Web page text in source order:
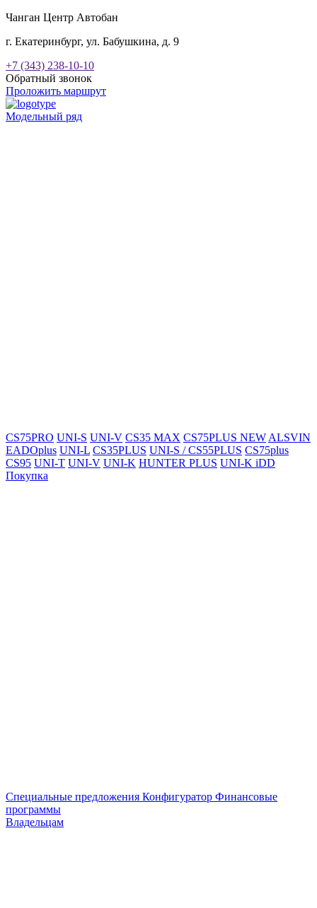
Чанган Центр Автобан
г. Екатеринбург, ул. Бабушкина, д. 9
+7 (343) 238-10-10
Обратный звонок
Проложить маршрут
Модельный ряд
CS75PRO UNI-S UNI-V CS35 MAX CS75PLUS NEW ALSVIN
EADOplus UNI-L CS35PLUS UNI-S / CS55PLUS CS75plus
CS95 UNI-T UNI-V UNI-K HUNTER PLUS UNI-K iDD
Покупка
Специальные предложения Конфигуратор Финансовые
программы
Владельцам